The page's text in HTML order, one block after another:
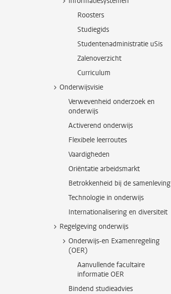
Roosters
Studiegids
Studentenadministratie uSis
Zalenoverzicht
Curriculum
Onderwijsvisie
Verwevenheid onderzoek en
onderwijs
Activerend onderwijs
Flexibele leerroutes
Vaardigheden
Oriëntatie arbeidsmarkt
Betrokkenheid bij de samenleving
Technologie in onderwijs
Internationalisering en diversiteit
Regelgeving onderwijs
Onderwijs-en Examenregeling
(OER)
Aanvullende facultaire
informatie OER
Bindend studieadvies